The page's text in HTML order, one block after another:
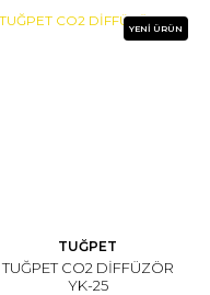
YENİ ÜRÜN
TUĞPET
TUĞPET CO2 DİFFÜZÖR
YK-25